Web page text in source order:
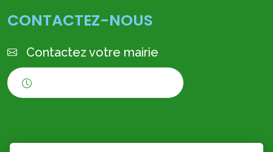
CONTACTEZ-NOUS
Contactez votre mairie